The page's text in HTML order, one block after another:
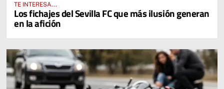
TE INTERESA...
Los fichajes del Sevilla FC que más ilusión generan
en la afición